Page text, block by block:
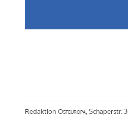
Redaktion Osteuropa, Schaperstr.